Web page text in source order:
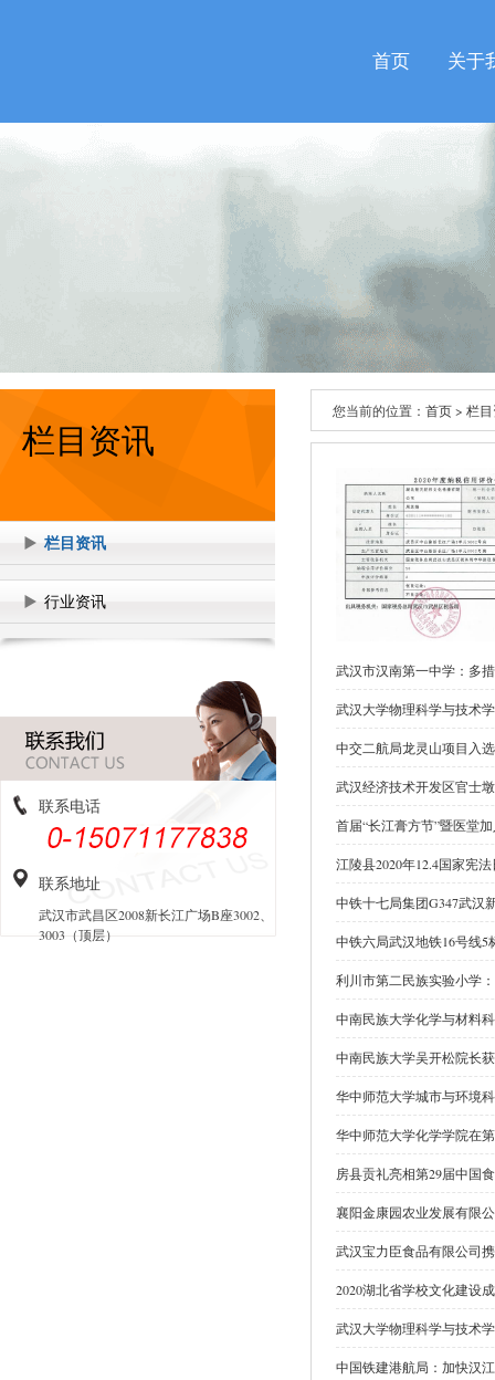
首页 关于
栏目资讯
栏目资讯
行业资讯
联系电话
联系地址
武汉市武昌区2008新长江广场B座3002、
3003（顶层）
您当前的位置： 首页> 栏
武汉市汉南第一中学：多
武汉大学物理科学与技术
中交二航局龙灵山项目入
武汉经济技术开发区官士
首届“长江膏方节”暨医堂
江陵县2020年12.4国家宪
中铁十七局集团G347武汉
中铁六局武汉地铁16号线
利川市第二民族实验小学
中南民族大学化学与材料
中南民族大学吴开松院长
华中师范大学城市与环境
华中师范大学化学学院在
房县贡礼亮相第29届中国
襄阳金康园农业发展有限
武汉宝力臣食品有限公司
2020湖北省学校文化建设
武汉大学物理科学与技术
中国铁建港航局：加快汉